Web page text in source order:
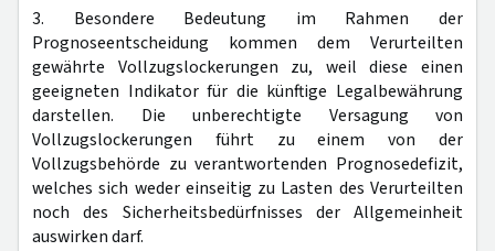
3. Besondere Bedeutung im Rahmen der
Prognoseentscheidung kommen dem Verurteilten
gewährte Vollzugslockerungen zu, weil diese einen
geeigneten Indikator für die künftige Legalbewährung
darstellen. Die unberechtigte Versagung von
Vollzugslockerungen führt zu einem von der
Vollzugsbehörde zu verantwortenden Prognosedefizit,
welches sich weder einseitig zu Lasten des Verurteilten
noch des Sicherheitsbedürfnisses der Allgemeinheit
auswirken darf.